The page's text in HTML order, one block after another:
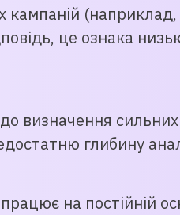
кампаній (наприклад,
це ознака
визначення сильних
глибину
на постійній